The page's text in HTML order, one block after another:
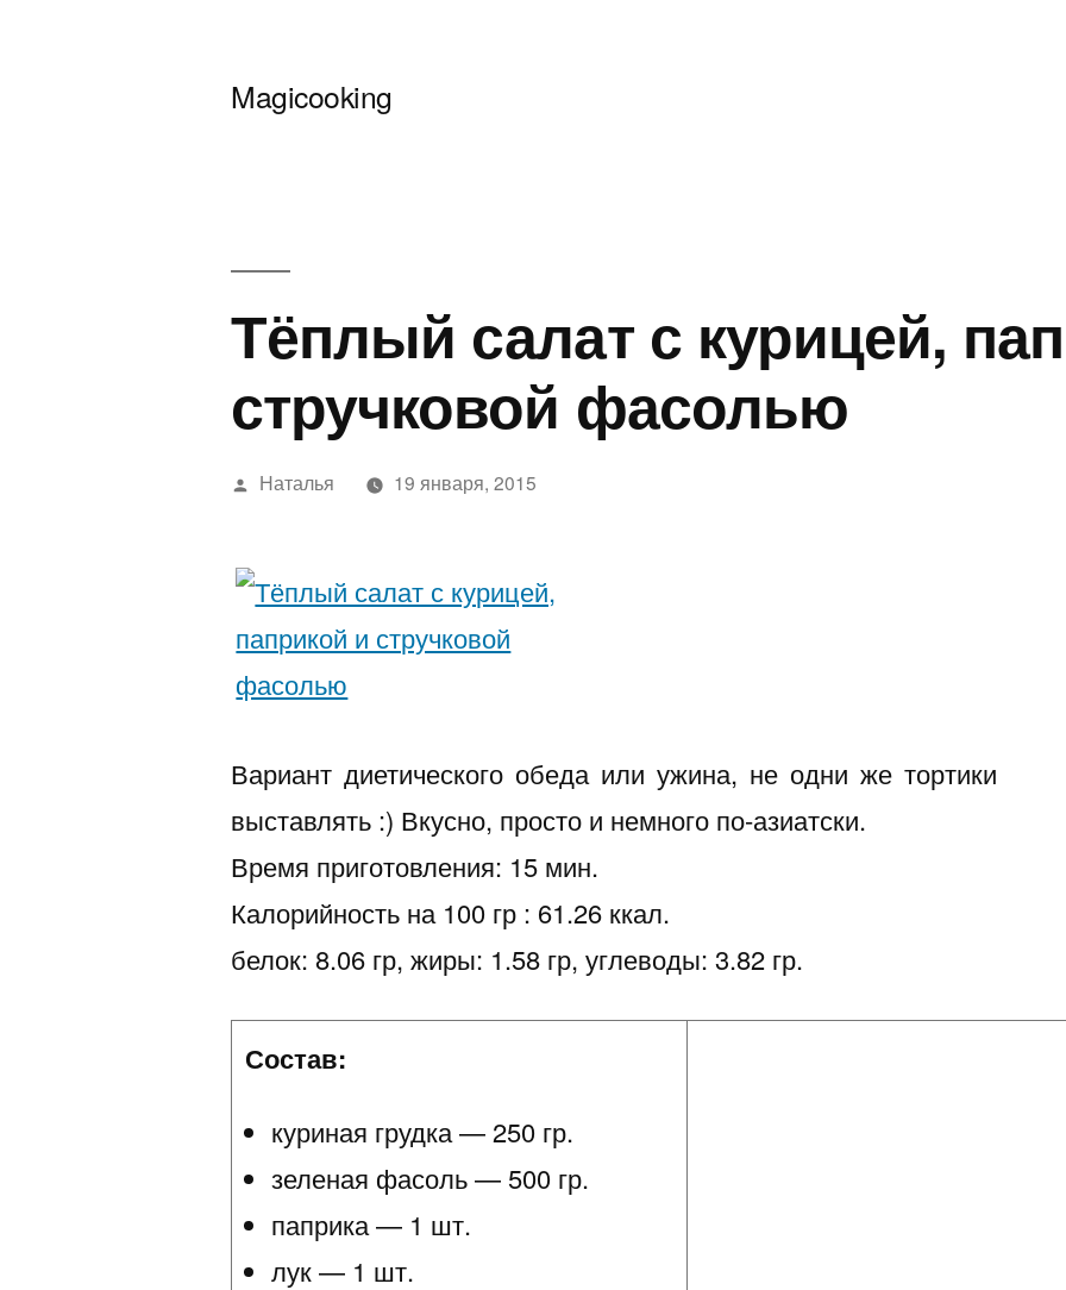
Magicooking
Тёплый салат с курицей,
стручковой фасолью
Написано
Наталья 19 января, 2015
Вариант диетического обеда или ужина, не одни же тортики
выставлять :) Вкусно, просто и немного по-азиатски.
Время приготовления: 15 мин.
Калорийность на 100 гр : 61.26 ккал.
белок: 8.06 гр, жиры: 1.58 гр, углеводы: 3.82 гр.
Состав:
куриная грудка — 250 гр.
зеленая фасоль — 500 гр.
паприка — 1 шт.
лук — 1 шт.